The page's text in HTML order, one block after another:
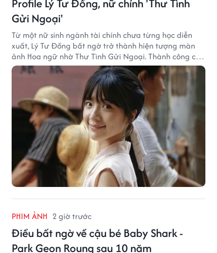
Gửi Ngoại'
Từ một nữ sinh ngành tài chính chưa từng học diễn
xuất, Lý Tư Đồng bất ngờ trở thành hiện tượng màn
ảnh Hoa ngữ nhờ Thư Tình Gửi Ngoại. Thành công của
bộ phim doanh thu hơn 8.100 tỷ đồng đã mở ra bước
ngoặt lớn trong cuộc đời cô gái sinh năm 2004.
PHIM ẢNH 2 giờ trước
Điều bất ngờ về cậu bé Baby Shark -
Park Geon Roung sau 10 năm